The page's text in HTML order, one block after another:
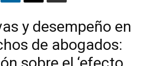
y desempeño en
de abogados: